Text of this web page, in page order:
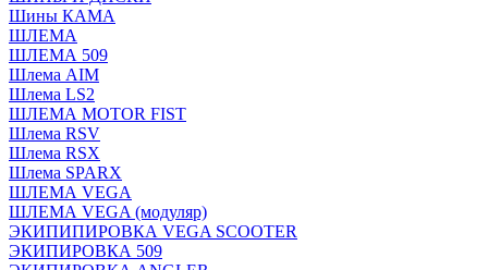
Шины КАМА
ШЛЕМА
ШЛЕМА 509
Шлема AIM
Шлема LS2
ШЛЕМА MOTOR FIST
Шлема RSV
Шлема RSX
Шлема SPARX
ШЛЕМА VEGA
ШЛЕМА VEGA (модуляр)
ЭКИПИПИРОВКА VEGA SCOOTER
ЭКИПИРОВКА 509